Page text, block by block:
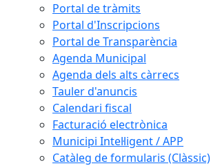
Portal de tràmits
Portal d'Inscripcions
Portal de Transparència
Agenda Municipal
Agenda dels alts càrrecs
Tauler d'anuncis
Calendari fiscal
Facturació electrònica
Municipi Intel·ligent / APP
Catàleg de formularis (Clàssic)